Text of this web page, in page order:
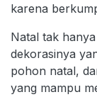
karena
Natal tak
dekorasinya
pohon natal,
yang mampu